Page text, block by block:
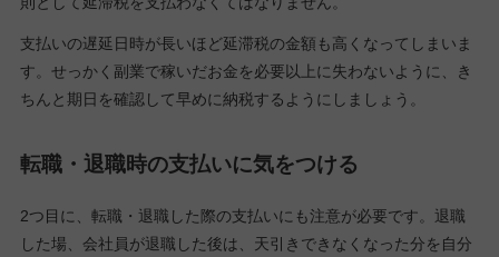
支払いの遅延日時が長いほど延滞税の金額も高くなってしまいま
す。せっかく副業で稼いだお金を必要以上に失わないように、き
ちんと期日を確認して早めに納税するようにしましょう。
転職・退職時の支払いに気をつける
2つ目に、転職・退職した際の支払いにも注意が必要です。退職
した場、会社員が退職した後は、天引きできなくなった分を自分